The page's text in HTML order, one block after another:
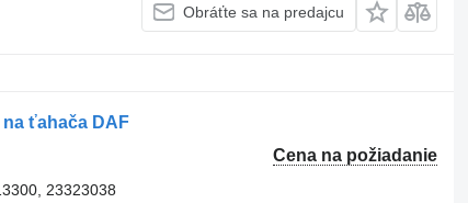
Obráťte sa na predajcu
na ťahača DAF
Cena na požiadanie
23323038